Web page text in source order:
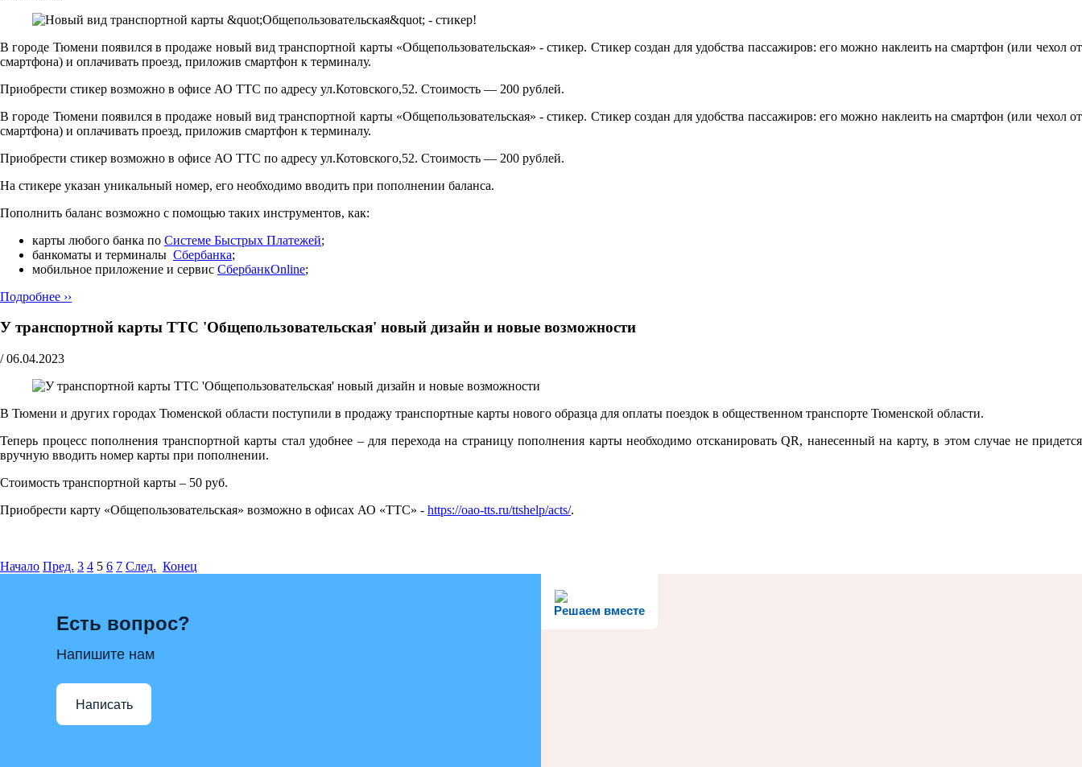
В городе Тюмени появился в продаже новый вид транспортной карты «Общепользовательская» - стикер. Стикер создан для удобства пассажиров: его можно наклеить на смартфон (или чехол от
смартфона) и оплачивать проезд, приложив смартфон к терминалу.
Приобрести стикер возможно в офисе АО ТТС по адресу ул.Котовского,52. Стоимость — 200 рублей.
В городе Тюмени появился в продаже новый вид транспортной карты «Общепользовательская» - стикер. Стикер создан для удобства пассажиров: его можно наклеить на смартфон (или чехол от
смартфона) и оплачивать проезд, приложив смартфон к терминалу.
Приобрести стикер возможно в офисе АО ТТС по адресу ул.Котовского,52. Стоимость — 200 рублей.
На стикере указан уникальный номер, его необходимо вводить при пополнении баланса.
Пополнить баланс возможно с помощью таких инструментов, как:
карты любого банка по Cистеме Быстрых Платежей;
банкоматы и терминалы Сбербанка;
мобильное приложение и сервис СбербанкOnline;
Подробнее ››
У транспортной карты ТТС 'Общепользовательская' новый дизайн и новые возможности
/ 06.04.2023
В Тюмени и других городах Тюменской области поступили в продажу транспортные карты нового образца для оплаты поездок в общественном транспорте Тюменской области.
Теперь процесс пополнения транспортной карты стал удобнее – для перехода на страницу пополнения карты необходимо отсканировать QR, нанесенный на карту, в этом случае не придется
вручную вводить номер карты при пополнении.
Стоимость транспортной карты – 50 руб.
Приобрести карту «Общепользовательская» возможно в офисах АО «ТТС» - https://oao-tts.ru/ttshelp/acts/.
Начало Пред. 3 4 5 6 7 След. Конец
Решаем вместе
Есть вопрос?
Напишите нам
Написать